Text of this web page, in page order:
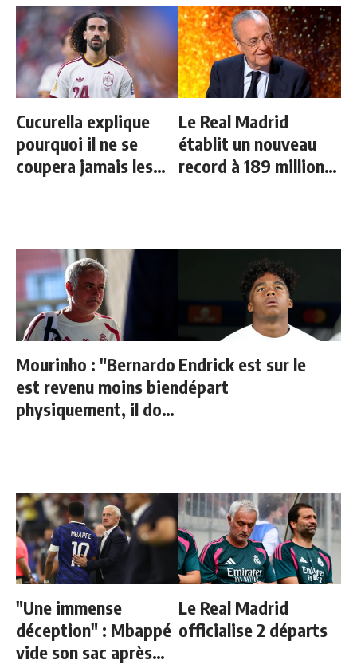
Cucurella explique
pourquoi il ne se
coupera jamais les
Le Real Madrid
établit un nouveau
record à 189 millions
Mourinho : "Bernardo
est revenu moins bien
physiquement, il doit
Endrick est sur le
départ
"Une immense
déception" : Mbappé
vide son sac après
Le Real Madrid
officialise 2 départs